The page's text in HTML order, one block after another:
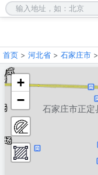
首页 > 河北省 > 石家庄市
石家庄市正定
+
−